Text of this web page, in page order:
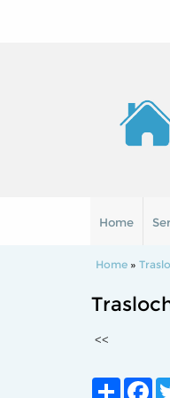
Home
Home »
<<
Share